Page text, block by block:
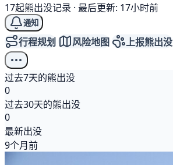
17起熊出没记录 · 最后更新: 17小时前
通知
行程规划 风险地图 上报熊出没
过去7天的熊出没
0
过去30天的熊出没
0
最新出没
9个月前